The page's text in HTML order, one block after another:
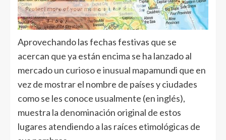
Aprovechando las fechas festivas que se
acercan que ya están encima se ha lanzado al
mercado un curioso e inusual mapamundi que en
vez de mostrar el nombre de países y ciudades
como se les conoce usualmente (en inglés),
muestra la denominación original de estos
lugares atendiendo a las raíces etimológicas de